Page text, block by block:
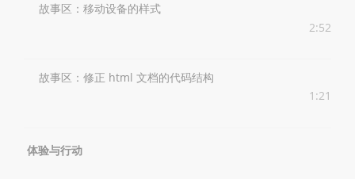
故事区：移动设备的样式
2:52
故事区：修正 html 文档的代码结构
1:21
体验与行动